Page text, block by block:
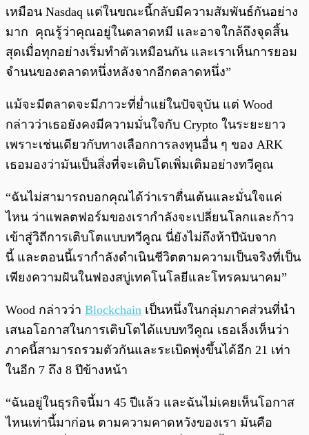
เหมือน Nasdaq แต่ในขณะนี้กลับมีความสัมพันธ์กันอย่าง
มาก คุณรู้ว่าคุณอยู่ในตลาดหมี และอาจใกล้ถึงจุดสิ้น
สุดเมื่อทุกอย่างเริ่มทำตัวเหมือนกัน และเราเห็นการยอม
จำนนของตลาดหนึ่งหลังจากอีกตลาดหนึ่ง”
แม้จะมีตลาดจะมีภาวะที่ย่ำแย่ในปัจจุบัน แต่ Wood
กล่าวว่าเธอยังคงมีความมั่นใจกับ Crypto ในระยะยาว
เพราะเช่นเดียวกับทางเลือกการลงทุนอื่น ๆ ของ ARK
เธอมองว่ามันเป็นสิ่งที่จะเติบโตเพิ่มเติมอย่างทวีคูณ
“ฉันไม่สามารถบอกคุณได้ว่าเราตื่นเต้นและมั่นใจแค่
ไหน ว่าแพลตฟอร์มของเรากำลังจะเปลี่ยนโลกและก้าว
เข้าสู่วิถีการเติบโตแบบทวีคูณ นี่ยังไม่ถึงห้าปีนับจาก
นี้ และตอนนี้เรากำลังดำเนินชีวิตตามความเป็นจริงที่เป็น
เพียงความฝันในฟองสบู่เทคโนโลยีและโทรคมนาคม”
Wood กล่าวว่า Blockchain เป็นหนึ่งในกลุ่มภาคส่วนที่นำ
เสนอโอกาสในการเติบโตได้แบบทวีคูณ เธอเล็งเห็นว่า
ภาคนี้สามารถรวมตัวกันและระเบิดพุ่งขึ้นได้อีก 21 เท่า
ในอีก 7 ถึง 8 ปีข้างหน้า
“ฉันอยู่ในธุรกิจนี้มา 45 ปีแล้ว และฉันไม่เคยเห็นโอกาส
ไหนเท่านี้มาก่อน ตามความคาดหวังของเรา มันคือ